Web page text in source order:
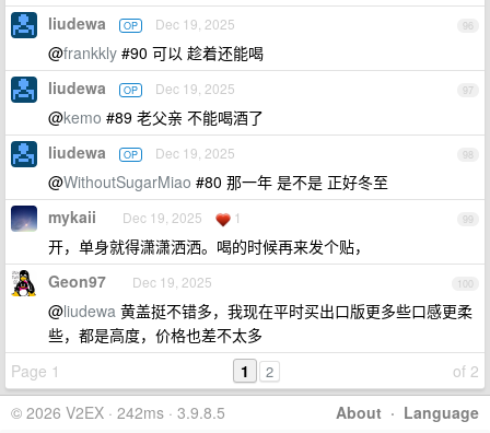
96
liudewa OP Dec 19, 2025
@frankkly #90 可以 趁着还能喝
97
liudewa OP Dec 19, 2025
@kemo #89 老父亲 不能喝酒了
98
liudewa OP Dec 19, 2025
@WithoutSugarMiao #80 那一年 是不是 正好冬至
99
mykaii Dec 19, 2025 1
开，单身就得潇潇洒洒。喝的时候再来发个贴，
100
Geon97 Dec 19, 2025
@liudewa 黄盖挺不错多，我现在平时买出口版更多些口感更柔
些，都是高度，价格也差不太多
Page 1
of 2
1 2
About · Language
© 2026 V2EX · 242ms · 3.9.8.5